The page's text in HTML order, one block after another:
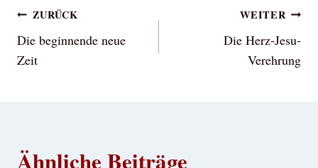
Beitragsnavigation
ZURÜCK
Die beginnende neue
Zeit
WEITER
Die Herz-Jesu-
Verehrung
Ähnliche Beiträge